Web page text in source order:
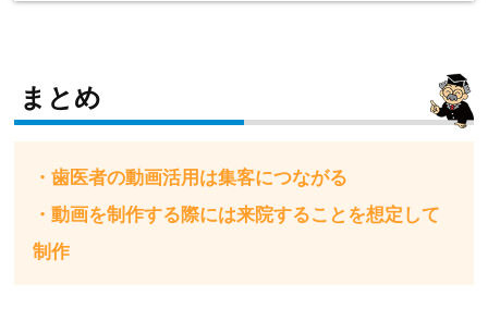
まとめ
・歯医者の動画活用は集客につながる
・動画を制作する際には来院することを想定して
制作